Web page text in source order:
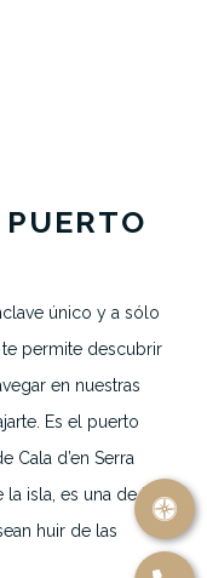
único y a sólo
permite descubrir
en nuestras
Es el puerto
Cala d’en Serra
la isla, es una de las
huir de las